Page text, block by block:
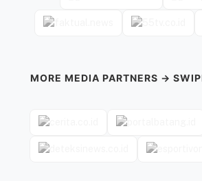
MORE MEDIA PARTNERS →